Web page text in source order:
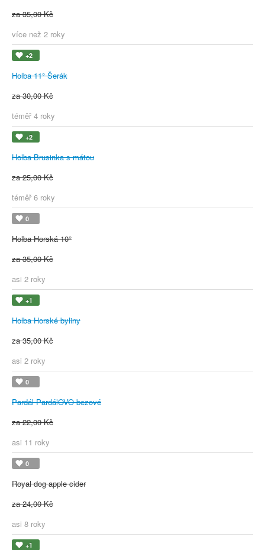
za 35,00 Kč
více než 2 roky
+2
Holba 11° Šerák
za 30,00 Kč
téměř 4 roky
+2
Holba Brusinka s mátou
za 25,00 Kč
téměř 6 roky
0
Holba Horská 10°
za 35,00 Kč
asi 2 roky
+1
Holba Horské byliny
za 35,00 Kč
asi 2 roky
0
Pardál PardálOVO bezové
za 22,00 Kč
asi 11 roky
0
Royal dog apple cider
za 24,00 Kč
asi 8 roky
+1